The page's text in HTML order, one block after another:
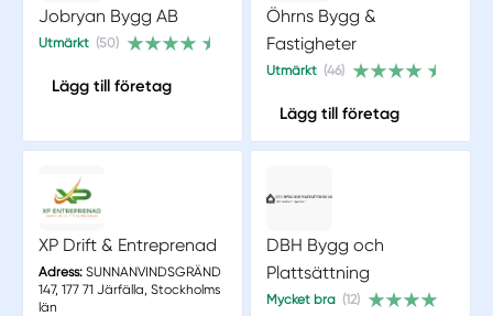
Jobryan Bygg AB
Utmärkt (50)
Lägg till företag
Öhrns Bygg &
Fastigheter
Utmärkt (46)
Lägg till företag
XP Drift & Entreprenad
Adress:SUNNANVINDSGRÄND
147, 177 71 Järfälla, Stockholms
län
DBH Bygg och
Plattsättning
Mycket bra (12)